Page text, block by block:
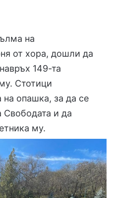
на
от хора, дошли да
149-та
Стотици
на опашка, за да се
Свободата и да
му.